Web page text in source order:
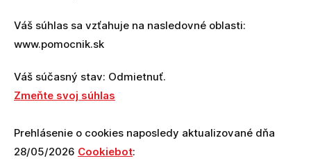
Váš súhlas sa vzťahuje na nasledovné oblasti:
www.pomocnik.sk
Váš súčasný stav: Odmietnuť.
Zmeňte svoj ​​súhlas
Prehlásenie o cookies naposledy aktualizované dňa
28/05/2026 Cookiebot: